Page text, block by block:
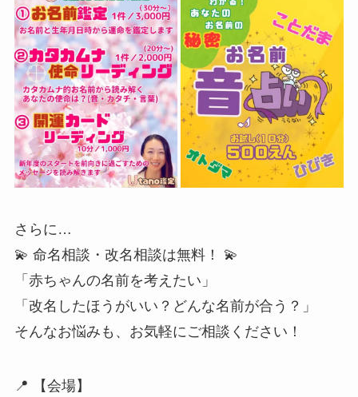
さらに…
💫 命名相談・改名相談は無料！ 💫
「赤ちゃんの名前を考えたい」
「改名したほうがいい？どんな名前が合う？」
そんなお悩みも、お気軽にご相談ください！
📍 【会場】